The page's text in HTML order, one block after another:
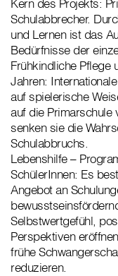
Kern des Projekts:
Schulabbrecher.
und Lernen ist das
Bedürfnisse der
Frühkindliche Pflege
Jahren:
auf spielerische
auf die Primarschule
senken sie die
Schulabbruchs.
Lebenshilfe –
SchülerInnen: Es
Angebot an
Selbstwertgefühl,
Perspektiven
frühe
reduzieren.